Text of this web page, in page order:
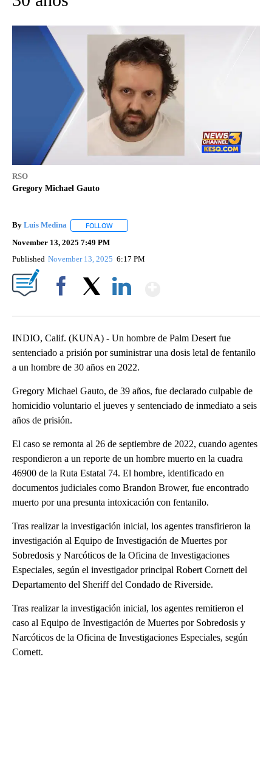
RSO
Gregory Michael Gauto
By Luis Medina FOLLOW
November 13, 2025 7:49 PM
Published November 13, 2025 6:17 PM
INDIO, Calif. (KUNA) - Un hombre de Palm Desert fue
sentenciado a prisión por suministrar una dosis letal de fentanilo
a un hombre de 30 años en 2022.
Gregory Michael Gauto, de 39 años, fue declarado culpable de
homicidio voluntario el jueves y sentenciado de inmediato a seis
años de prisión.
El caso se remonta al 26 de septiembre de 2022, cuando agentes
respondieron a un reporte de un hombre muerto en la cuadra
46900 de la Ruta Estatal 74. El hombre, identificado en
documentos judiciales como Brandon Brower, fue encontrado
muerto por una presunta intoxicación con fentanilo.
Tras realizar la investigación inicial, los agentes transfirieron la
investigación al Equipo de Investigación de Muertes por
Sobredosis y Narcóticos de la Oficina de Investigaciones
Especiales, según el investigador principal Robert Cornett del
Departamento del Sheriff del Condado de Riverside.
Tras realizar la investigación inicial, los agentes remitieron el
caso al Equipo de Investigación de Muertes por Sobredosis y
Narcóticos de la Oficina de Investigaciones Especiales, según
Cornett.